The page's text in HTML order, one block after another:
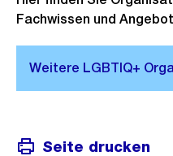
Fachwissen und
Seite drucken